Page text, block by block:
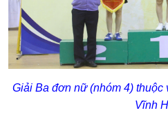
Giải Ba đơn nữ (nhóm 4)
Vĩnh